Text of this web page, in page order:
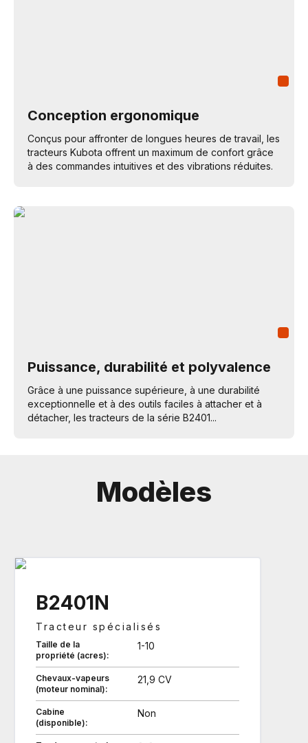
Conception ergonomique
Conçus pour affronter de longues heures de travail, les
tracteurs Kubota offrent un maximum de confort grâce
à des commandes intuitives et des vibrations réduites.
Puissance, durabilité et polyvalence
Grâce à une puissance supérieure, à une durabilité
exceptionnelle et à des outils faciles à attacher et à
détacher, les tracteurs de la série B2401...
Modèles
B2401N
Tracteur spécialisés
Taille de la
propriété (acres):
1-10
Chevaux-vapeurs
(moteur nominal):
21,9 CV
Cabine
(disponible):
Non